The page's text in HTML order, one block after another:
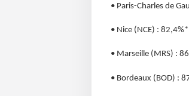
• Paris-Charles de
• Nice (NCE) : 82,4%*
• Marseille (MRS) :
• Bordeaux (BOD) :